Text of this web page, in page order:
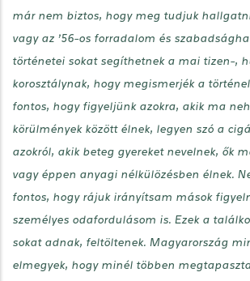
már nem biztos, hogy meg tudjuk
vagy az ’56-os forradalom és
történetei sokat segíthetnek a mai tizen-,
korosztálynak, hogy megismerjék a
fontos, hogy figyeljünk azokra, akik ma
körülmények között élnek, legyen szó a
azokról, akik beteg gyereket nevelnek, ők
vagy éppen anyagi nélkülözésben élnek.
fontos, hogy rájuk irányítsam mások
személyes odafordulásom is. Ezek a
sokat adnak, feltöltenek. Magyarország
elmegyek, hogy minél többen